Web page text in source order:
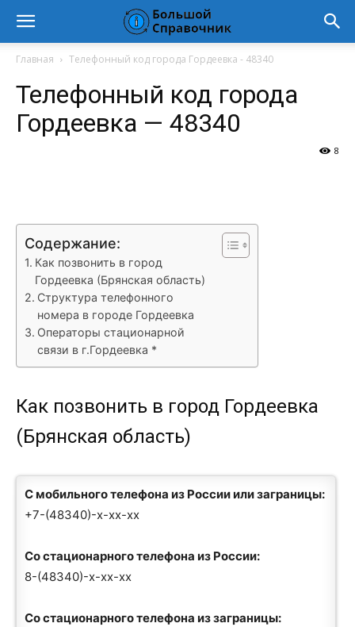
Главная Телефонный код города Гордеевка - 48340
Телефонный код города
Гордеевка — 48340
8
Содержание:
Как позвонить в город
Гордеевка (Брянская область)
Структура телефонного
номера в городе Гордеевка
Операторы стационарной
связи в г.Гордеевка *
Как позвонить в город Гордеевка
(Брянская область)
С мобильного телефона из России или заграницы:
+7-(48340)-x-xx-xx
Со стационарного телефона из России:
8-(48340)-x-xx-xx
Со стационарного телефона из заграницы: